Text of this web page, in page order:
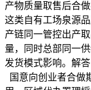
产物质量取售后合
这类自有工场泉源
产链同一管控出产
量，同时总部同一
发货模式影响。解
国意向创业者合做